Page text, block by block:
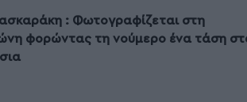
: Φωτογραφίζεται στη
φορώντας τη νούμερο ένα τάση